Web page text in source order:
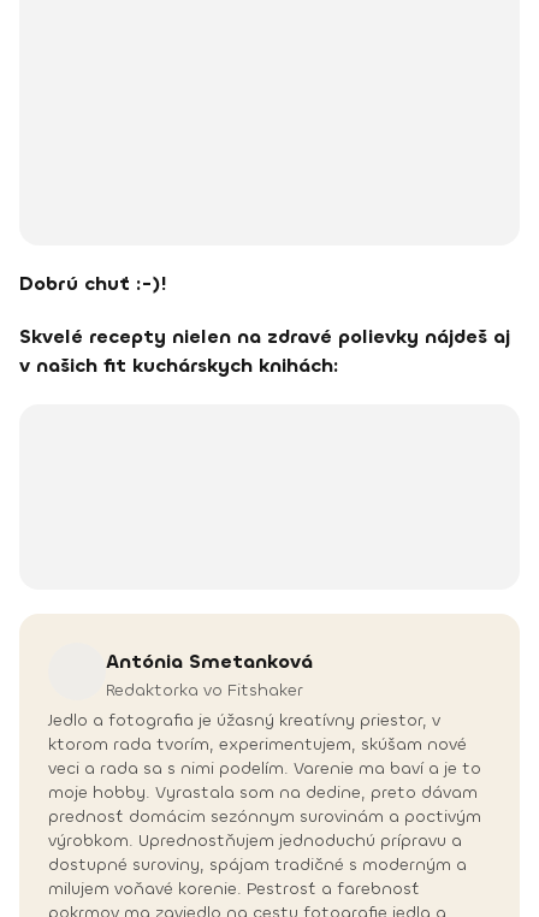
Dobrú chuť :-)!
Skvelé recepty nielen na zdravé polievky nájdeš aj
v našich fit kuchárskych knihách:
Antónia Smetanková
Redaktorka vo Fitshaker
Jedlo a fotografia je úžasný kreatívny priestor, v
ktorom rada tvorím, experimentujem, skúšam nové
veci a rada sa s nimi podelím. Varenie ma baví a je to
moje hobby. Vyrastala som na dedine, preto dávam
prednosť domácim sezónnym surovinám a poctivým
výrobkom. Uprednostňujem jednoduchú prípravu a
dostupné suroviny, spájam tradičné s moderným a
milujem voňavé korenie. Pestrosť a farebnosť